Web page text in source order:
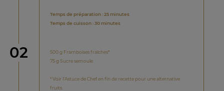
étape
02
Temps de préparation : 25 minutes
Temps de cuisson : 30 minutes
500 g Framboises fraîches*
75 g Sucre semoule
* Voir l’Astuce de Chef en fin de recette pour une alternative
fruits.